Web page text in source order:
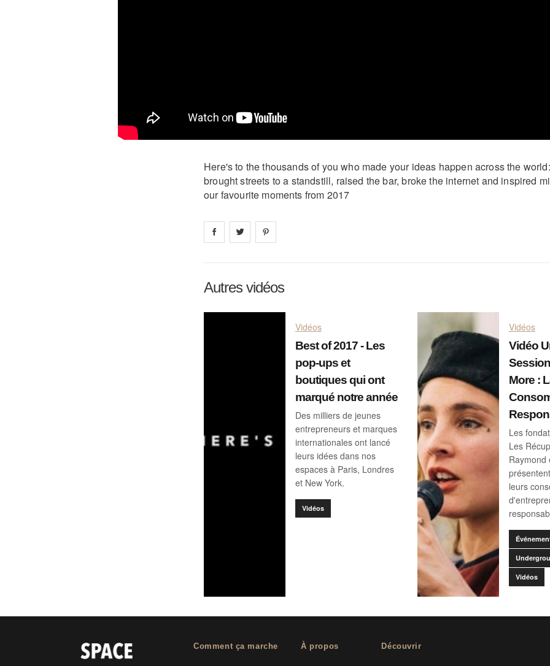
Here's to the thousands of you who made your ideas happen across the
brought streets to a standstill, raised the bar, broke the internet and inspired
our favourite moments from 2017
Share on facebook
Share on
Autres vidéos
Vidéos
Best of 2017 - Les
pop-ups et
boutiques qui ont
marqué notre année
Des milliers de jeunes
entrepreneurs et marques
internationales ont lancé
leurs idées dans nos
espaces à Paris, Londres
et New York.
Vidéos
Vidéos
Vidéo
More :
Les
Les
Raymond
leurs
Vidéos
Comment ça marche À propos Découvrir